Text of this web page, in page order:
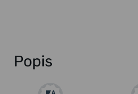
Popis